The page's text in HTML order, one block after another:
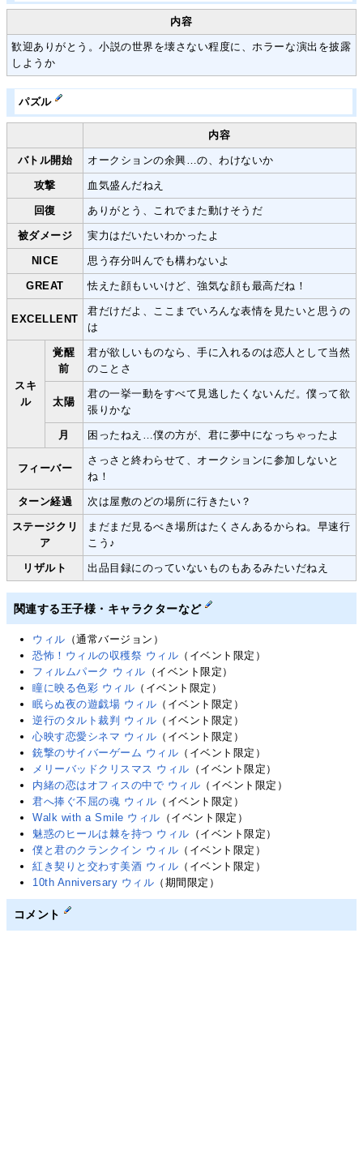
内容
歓迎ありがとう。小説の世界を壊さない程度に、ホラーな演出を披露
しようか
パズル
内容
バトル開始 オークションの余興…の、わけないか
攻撃 血気盛んだねえ
回復 ありがとう、これでまた動けそうだ
被ダメージ 実力はだいたいわかったよ
NICE 思う存分叫んでも構わないよ
GREAT 怯えた顔もいいけど、強気な顔も最高だね！
EXCELLENT
君だけだよ、ここまでいろんな表情を見たいと思うの
は
スキ
ル
覚醒
前
君が欲しいものなら、手に入れるのは恋人として当然
のことさ
太陽
君の一挙一動をすべて見逃したくないんだ。僕って欲
張りかな
月 困ったねえ…僕の方が、君に夢中になっちゃったよ
フィーバー
さっさと終わらせて、オークションに参加しないと
ね！
ターン経過 次は屋敷のどの場所に行きたい？
ステージクリ
ア
まだまだ見るべき場所はたくさんあるからね。早速行
こう♪
リザルト 出品目録にのっていないものもあるみたいだねえ
関連する王子様・キャラクターなど
ウィル （通常バージョン）
恐怖！ウィルの収穫祭 ウィル （イベント限定）
フィルムパーク ウィル （イベント限定）
瞳に映る色彩 ウィル （イベント限定）
眠らぬ夜の遊戯場 ウィル （イベント限定）
逆行のタルト裁判 ウィル （イベント限定）
心映す恋愛シネマ ウィル （イベント限定）
銃撃のサイバーゲーム ウィル （イベント限定）
メリーバッドクリスマス ウィル （イベント限定）
内緒の恋はオフィスの中で ウィル （イベント限定）
君へ捧ぐ不屈の魂 ウィル （イベント限定）
Walk with a Smile ウィル （イベント限定）
魅惑のヒールは棘を持つ ウィル （イベント限定）
僕と君のクランクイン ウィル （イベント限定）
紅き契りと交わす美酒 ウィル （イベント限定）
10th Anniversary ウィル （期間限定）
コメント